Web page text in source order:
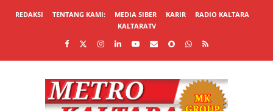
REDAKSI TENTANG KAMI: MEDIA SIBER KARIR
RADIO KALTARA
KALTARATV